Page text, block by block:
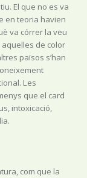
El que no es va
en teoria havien
va córrer la veu
de color
països s’han
Les
que el card
intoxicació,
com que la